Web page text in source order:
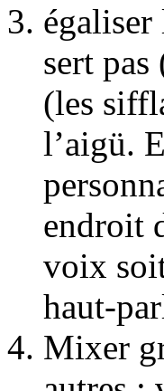
sert
(les
l’aigü.
endroit
voix
haut-
Mixer